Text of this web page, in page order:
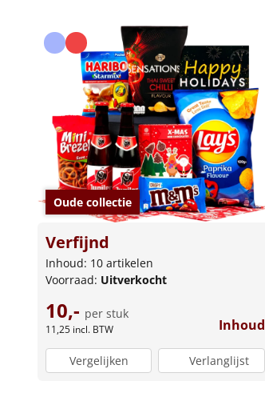
Oude collectie
Verfijnd
Inhoud: 10 artikelen
Voorraad: Uitverkocht
10,- per stuk
11,25 incl. BTW Inhoud
Vergelijken Verlanglijst